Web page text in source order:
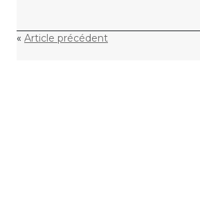
« Article précédent